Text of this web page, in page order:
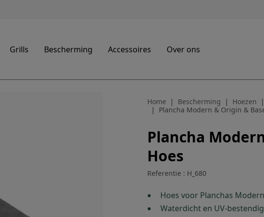
Grills Bescherming Accessoires Over ons
Home Bescherming Hoezen
Plancha Modern & Origin &
Plancha
Hoes
Referentie : H_680
Hoes voor Planchas
Waterdicht en UV-